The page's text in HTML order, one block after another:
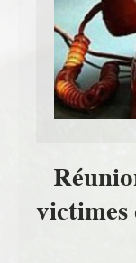
victimes